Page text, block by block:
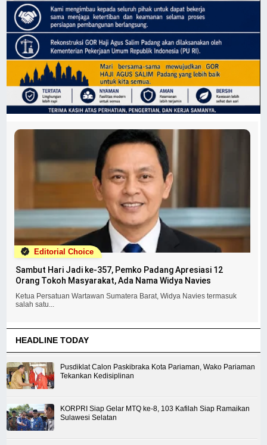
Editorial Choice
Sambut Hari Jadi ke-357, Pemko Padang Apresiasi 12
Orang Tokoh Masyarakat, Ada Nama Widya Navies
Ketua Persatuan Wartawan Sumatera Barat, Widya Navies termasuk
salah satu...
HEADLINE TODAY
Pusdiklat Calon Paskibraka Kota Pariaman, Wako Pariaman
Tekankan Kedisiplinan
KORPRI Siap Gelar MTQ ke-8, 103 Kafilah Siap Ramaikan
Sulawesi Selatan